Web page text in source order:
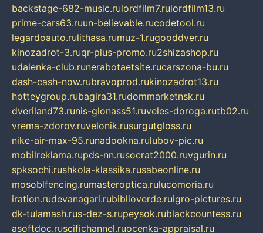
backstage-682-music.rulordfilm7.rulordfilm13.ru
prime-cars63.ruun-believable.rucodetool.ru
legardoauto.rulithasa.rumuz-1.rugooddver.ru
kinozadrot-3.ruqr-plus-promo.ru2shizashop.ru
udalenka-club.runerabotaetsite.rucarszona-bu.ru
dash-cash-now.rubravoprod.rukinozadrot13.ru
hotteygroup.rubagira31.rudommarketnsk.ru
dveriland73.runis-glonass51.ruveles-doroga.rutb02.ru
vrema-zdorov.ruvelonik.rusurgutgloss.ru
nike-air-max-95.runadookna.rulubov-pic.ru
mobilreklama.rupds-nn.rusocrat2000.ruvgurin.ru
spksochi.rushkola-klassika.rusabeonline.ru
mosoblfencing.rumasteroptica.rulucomoria.ru
iration.rudevanagari.rubiblioverde.ruigro-pictures.ru
dk-tulamash.rus-dez-s.rupeysok.rublackcountess.ru
asoftdoc.ruscifichannel.ruocenka-appraisal.ru